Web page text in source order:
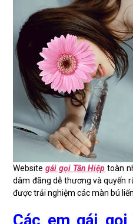
Websitegái gọi Tân Hiệp toàn
dâm đãng dễ thương và quyến
được trải nghiệm các màn bú